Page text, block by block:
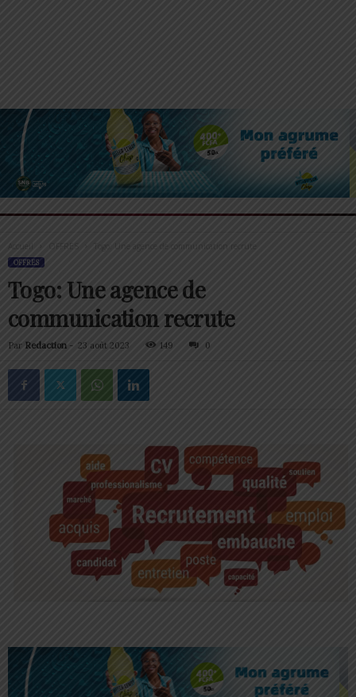
Accueil Togo: Une agence de communication recrute
OFFRES
Togo: Une agence de
communication recrute
Par Redaction - 23 août 2023 149 0